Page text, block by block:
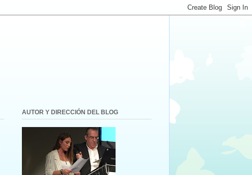
AUTOR Y DIRECCIÓN DEL BLOG